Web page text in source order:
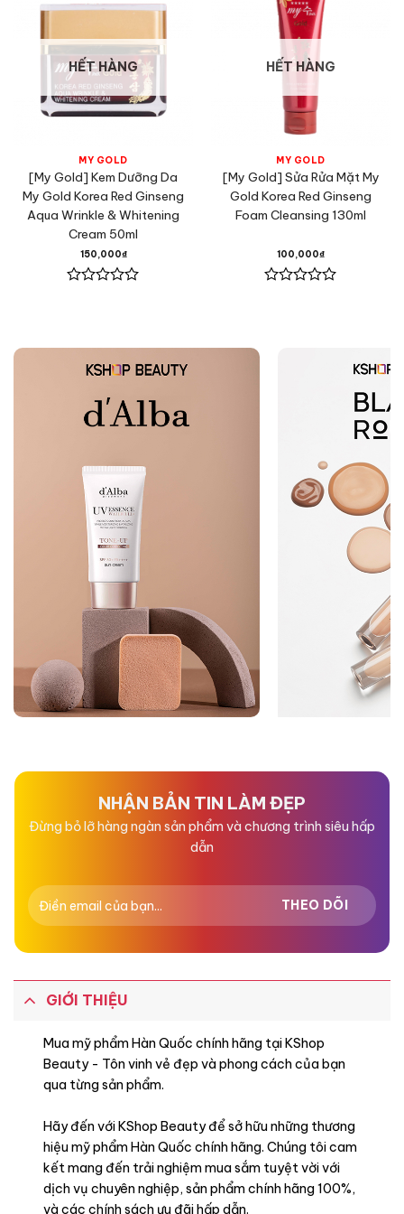
HẾT HÀNG
MY GOLD
[My Gold] Kem Dưỡng Da
My Gold Korea Red Ginseng
Aqua Wrinkle & Whitening
Cream 50ml
150,000₫
sao
HẾT HÀNG
MY GOLD
[My Gold] Sửa Rửa Mặt My
Gold Korea Red Ginseng
Foam Cleansing 130ml
100,000₫
NHẬN BẢN TIN LÀM ĐẸP
Đừng bỏ lỡ hàng ngàn sản phẩm và chương trình siêu hấp
dẫn
GIỚI THIỆU
Mua mỹ phẩm Hàn Quốc chính hãng tại KShop
Beauty - Tôn vinh vẻ đẹp và phong cách của bạn
qua từng sản phẩm.
Hãy đến với KShop Beauty để sở hữu những thương
hiệu mỹ phẩm Hàn Quốc chính hãng. Chúng tôi cam
kết mang đến trải nghiệm mua sắm tuyệt vời với
dịch vụ chuyên nghiệp, sản phẩm chính hãng 100%,
và các chính sách ưu đãi hấp dẫn.